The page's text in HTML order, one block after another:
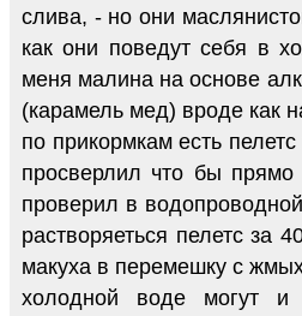
слива, - но они
как они поведут себя в
меня малина на основе
(карамель мед) вроде как
по прикормкам есть
просверлил что бы прямо
проверил в
растворяеться пелетс за
макуха в перемешку с
холодной воде могут и